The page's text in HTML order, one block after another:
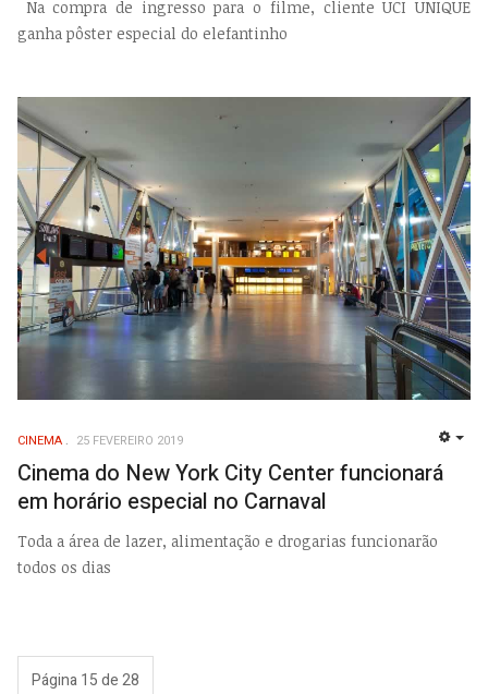
Na compra de ingresso para o filme, cliente UCI UNIQUE
ganha pôster especial do elefantinho
CINEMA 25 FEVEREIRO 2019
Cinema do New York City Center funcionará
em horário especial no Carnaval
Toda a área de lazer, alimentação e drogarias funcionarão
todos os dias
Página 15 de 28